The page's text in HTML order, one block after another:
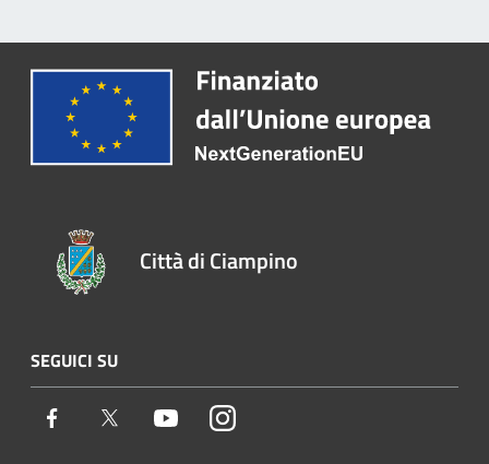
Città di Ciampino
SEGUICI SU
Facebook Twitter YoutubeInstagram